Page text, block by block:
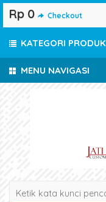
MENU NAVIGASI
Rp 0 Checkout
KATEGORI PRODUK